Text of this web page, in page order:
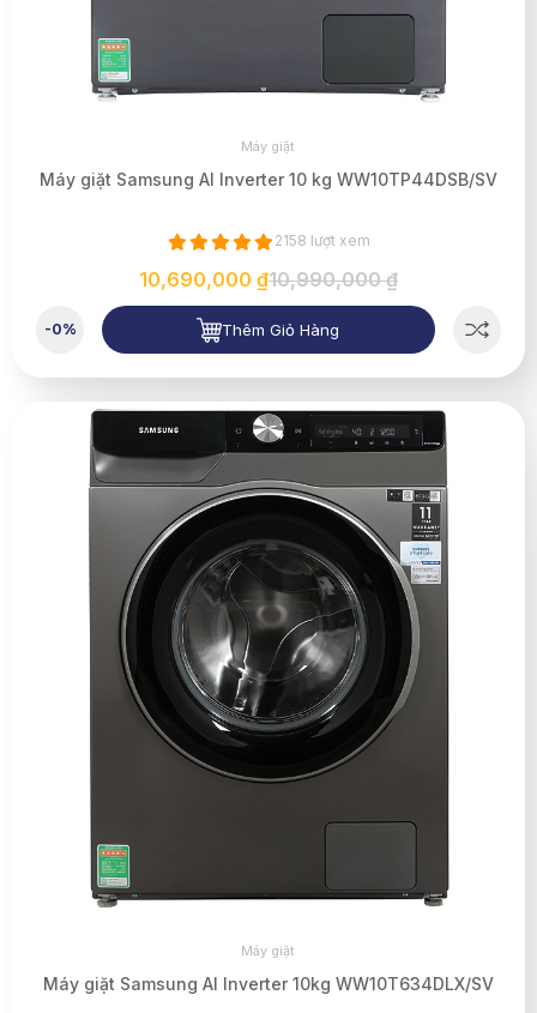
Máy giặt
Máy giặt Samsung AI Inverter 10 kg WW10TP44DSB/SV
2158 lượt xem
10,690,000 ₫10,990,000 ₫
-0% Thêm Giỏ Hàng
Máy giặt
Máy giặt Samsung AI Inverter 10kg WW10T634DLX/SV